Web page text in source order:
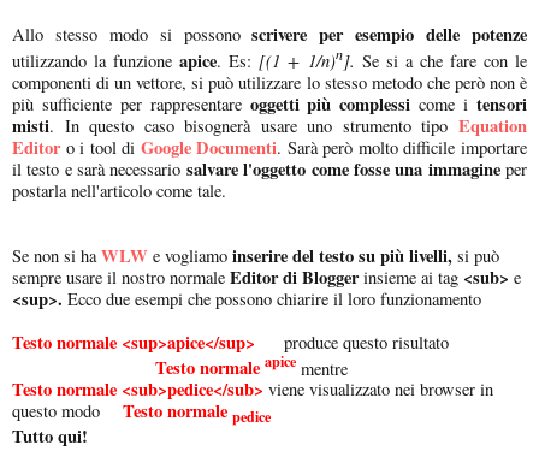
Allo stesso modo si possonoscrivere per esempio delle potenze
utilizzando la funzioneapice. Es: [(1 + 1/n)n]. Se si a che fare con le
componenti di un vettore, si può utilizzare lo stesso metodo che però non è
più sufficiente per rappresentare oggetti più complessi come itensori
misti. In questo caso bisognerà usare uno strumento tipo Equation
Editoro i tool di Google Documenti. Sarà però molto difficile importare
il testo e sarà necessario salvare l'oggetto come fosse una immagineper
postarla nell'articolo come tale.
Se non si ha WLW e vogliamo inserire del testo su più livelli, si può
sempre usare il nostro normale Editor di Bloggerinsieme ai tag <sub> e
<sup>. Ecco due esempi che possono chiarire il loro funzionamento
Testo normale <sup>apice</sup> produce questo risultato
Testo normale apice mentre
Testo normale <sub>pedice</sub> viene visualizzato nei browser in
questo modo Testo normale pedice
Tutto qui!